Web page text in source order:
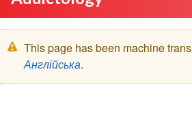
Попереджувальне
повідомлення
This page has been machine
Англійська.